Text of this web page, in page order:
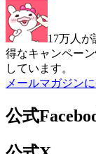
17万人
得なキャンペー
しています。
メールマガジン
公式